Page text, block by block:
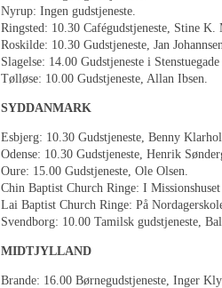
Nyrup: Ingen gudstjeneste.
Ringsted: 10.30 Cafégudstjeneste, Stine K.
Roskilde: 10.30 Gudstjeneste, Jan
Slagelse: 14.00 Gudstjeneste i
Tølløse: 10.00 Gudstjeneste, Allan Ibsen.
SYDDANMARK
Esbjerg: 10.30 Gudstjeneste, Benny
Odense: 10.30 Gudstjeneste, Henrik
Oure: 15.00 Gudstjeneste, Ole Olsen.
Chin Baptist Church Ringe: I
Lai Baptist Church Ringe: På
Svendborg: 10.00 Tamilsk gudstjeneste,
MIDTJYLLAND
Brande: 16.00 Børnegudstjeneste, Inger